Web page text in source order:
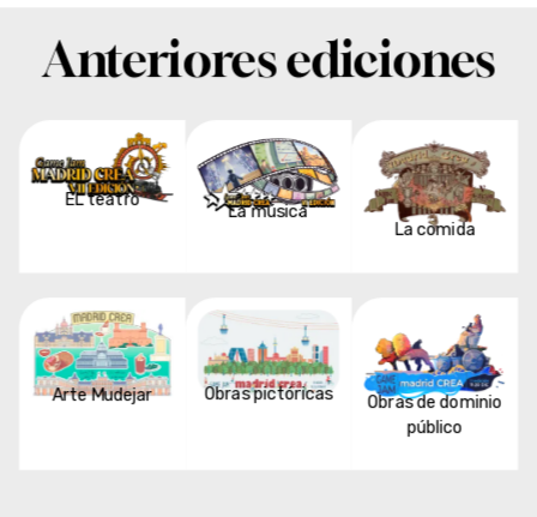
Anteriores ediciones
EL teatro
La música
La comida
Arte Mudejar Obras pictóricas
Obras de dominio
público